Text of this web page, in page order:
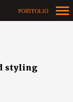
PORTFOLIO
styling